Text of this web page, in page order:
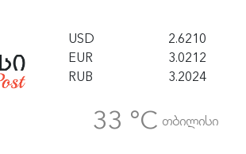
USD
2.6210
EUR
3.0212
RUB
3.2024
33 °C თბილისი